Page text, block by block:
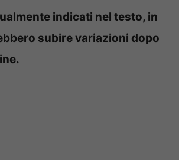
indicati nel testo, in
subire variazioni dopo